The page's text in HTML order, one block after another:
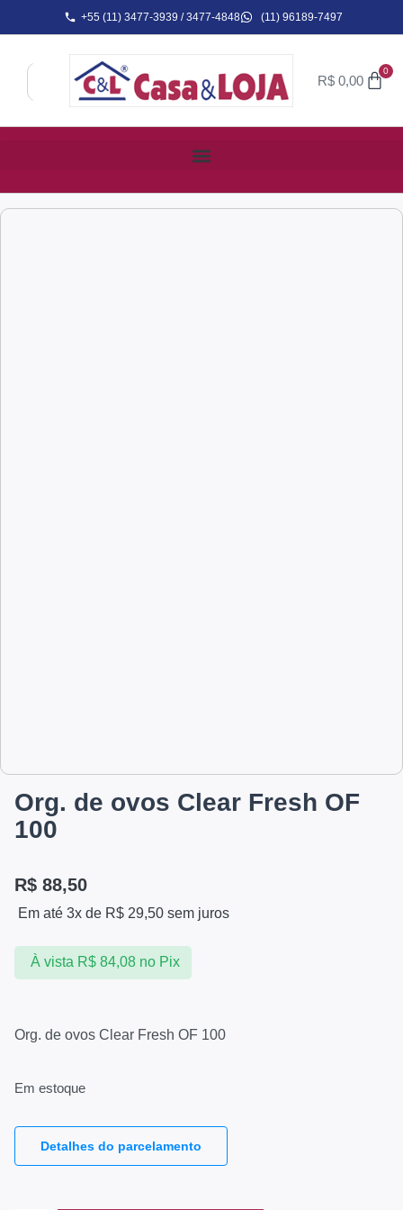
+55 (11) 3477-3939 / 3477-4848 (11) 96189-7497
R$ 0,00
0
Org. de ovos Clear Fresh OF
100
R$ 88,50
Em até 3x de R$ 29,50 sem juros
À vista R$84,08 no Pix
Org. de ovos Clear Fresh OF 100
Em estoque
Detalhes do parcelamento